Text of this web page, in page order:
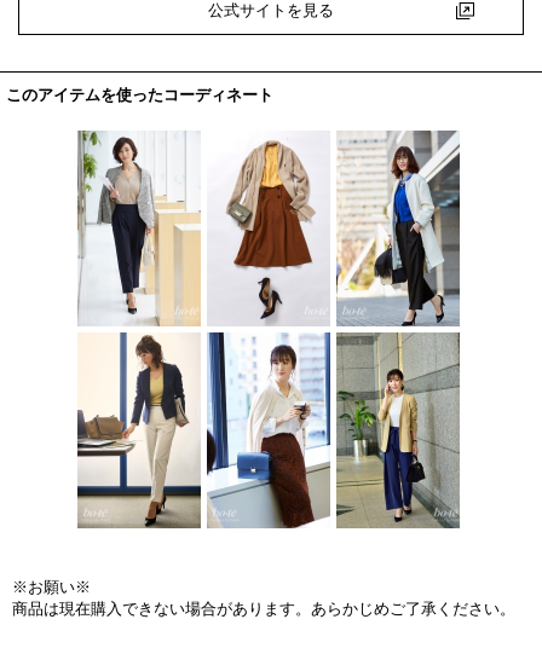
公式サイトを見る
このアイテムを使ったコーディネート
※お願い※
商品は現在購入できない場合があります。あらかじめご了承ください。